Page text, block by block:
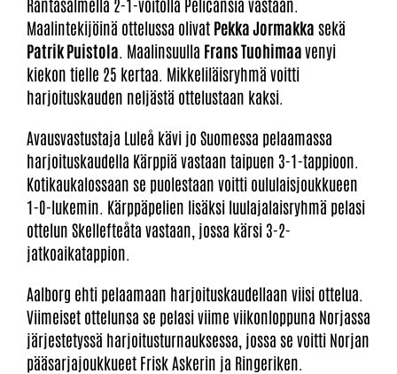
Rantasalmella 2-1-voitolla Pelicansia vastaan.
Maalintekijöinä ottelussa olivat Pekka Jormakka sekä
Patrik Puistola . Maalinsuulla Frans Tuohimaavenyi
kiekon tielle 25 kertaa. Mikkeliläisryhmä voitti
harjoituskauden neljästä ottelustaan kaksi.
Avausvastustaja Luleå kävi jo Suomessa pelaamassa
harjoituskaudella Kärppiä vastaan taipuen 3-1-tappioon.
Kotikaukalossaan se puolestaan voitti oululaisjoukkueen
1-0-lukemin. Kärppäpelien lisäksi luulajalaisryhmä pelasi
ottelun Skellefteåta vastaan, jossa kärsi 3-2-
jatkoaikatappion.
Aalborg ehti pelaamaan harjoituskaudellaan viisi ottelua.
Viimeiset ottelunsa se pelasi viime viikonloppuna Norjassa
järjestetyssä harjoitusturnauksessa, jossa se voitti Norjan
pääsarjajoukkueet Frisk Askerin ja Ringeriken.